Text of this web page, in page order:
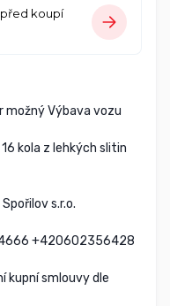
koupí
možný Výbava vozu
kola z lehkých slitin
s.r.o.
+420602356428
kupní smlouvy dle